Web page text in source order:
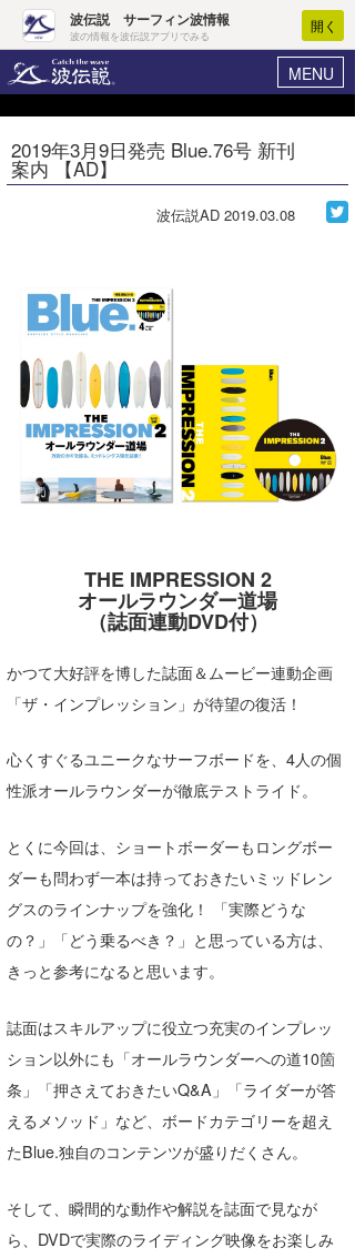
波伝説 サーフィン波情報
波の情報を波伝説アプリでみる
開く
MENU
ヘルプ マイホーム
ログイン
WAVE HUNTER波予想ツール
ニュース
サーフィンエリアガイド
会員メニュー
2019年3月9日発売 Blue.76号 新刊
案内 【AD】
波伝説AD 2019.03.08
THE IMPRESSION 2
オールラウンダー道場
（誌面連動DVD付）
かつて大好評を博した誌面＆ムービー連動企画
「ザ・インプレッション」が待望の復活！
心くすぐるユニークなサーフボードを、4人の個
性派オールラウンダーが徹底テストライド。
とくに今回は、ショートボーダーもロングボー
ダーも問わず一本は持っておきたいミッドレン
グスのラインナップを強化！ 「実際どうな
の？」「どう乗るべき？」と思っている方は、
きっと参考になると思います。
誌面はスキルアップに役立つ充実のインプレッ
ション以外にも「オールラウンダーへの道10箇
条」「押さえておきたいQ&A」「ライダーが答
えるメソッド」など、ボードカテゴリーを超え
たBlue.独自のコンテンツが盛りだくさん。
そして、瞬間的な動作や解説を誌面で見なが
ら、DVDで実際のライディング映像をお楽しみ
Core Surf Japan
アート＆エンタメ
コラム
トラベル
ショップ情報
伊豆
大阪
沖縄
ルール＆How to
ライター/寄稿メディア
Core Surf Japan
Naoya Kimoto
Yasunari Inoue
Yoshiyuki Obata
arukasvision
メディア
Colors MAGAZINE
WAVAL
福島寿実子
中浦“JET”章
嵯峨明日香
波伝説スタッフ
☆加藤
+☆maki☆+
波伝説